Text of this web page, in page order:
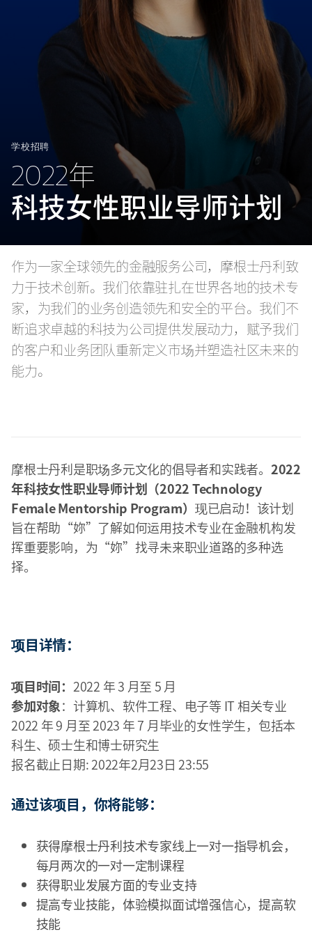
学校招聘
2022年
科技女性职业导师计划
作为一家全球领先的金融服务公司，摩根士丹利致
力于技术创新。我们依靠驻扎在世界各地的技术专
家，为我们的业务创造领先和安全的平台。我们不
断追求卓越的科技为公司提供发展动力，赋予我们
的客户和业务团队重新定义市场并塑造社区未来的
能力。
摩根士丹利是职场多元文化的倡导者和实践者。 2022
年科技女性职业导师计划（2022 Technology
Female Mentorship Program） 现已启动！该计划
旨在帮助“妳”了解如何运用技术专业在金融机构发
挥重要影响，为“妳”找寻未来职业道路的多种选
择。
项目详情：
项目时间： 2022 年 3 月至 5 月
参加对象：计算机、软件工程、电子等 IT 相关专业
2022 年 9 月至 2023 年 7 月毕业的女性学生，包括本
科生、硕士生和博士研究生
报名截止日期: 2022年2月23日 23:55
通过该项目，你将能够：
获得摩根士丹利技术专家线上一对一指导机会，
每月两次的一对一定制课程
获得职业发展方面的专业支持
提高专业技能，体验模拟面试增强信心，提高软
技能